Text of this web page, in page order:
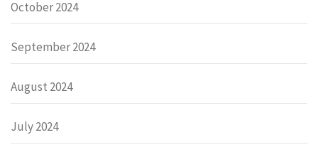
October 2024
September 2024
August 2024
July 2024